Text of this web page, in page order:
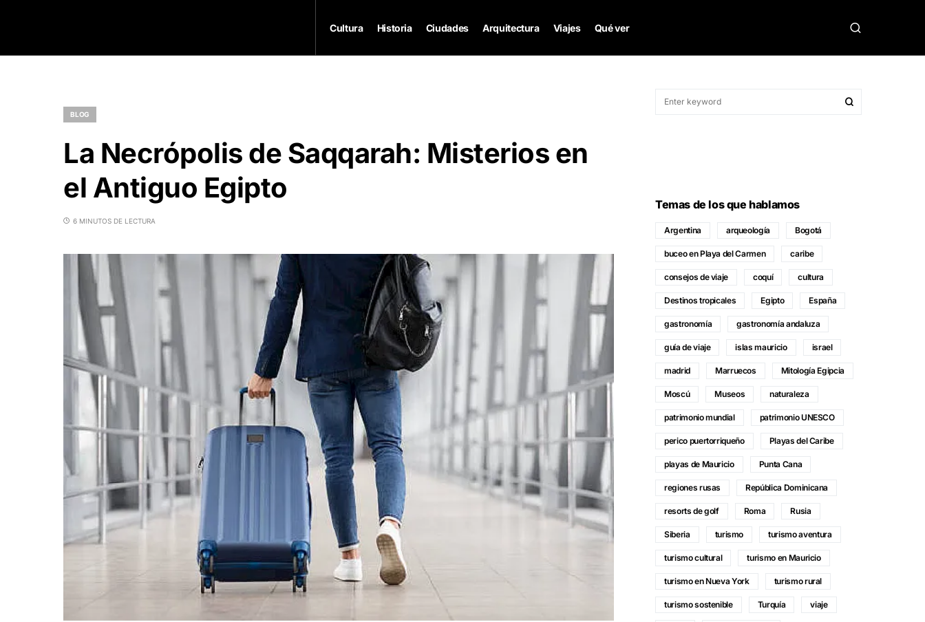
Cultura Historia Ciudades Arquitectura Viajes Qué ver
BLOG
La Necrópolis de Saqqarah: Misterios en
el Antiguo Egipto
6 MINUTOS DE LECTURA
Temas de los que hablamos
Argentina arqueología Bogotá
buceo en Playa del Carmen caribe
consejos de viaje coquí cultura
Destinos tropicales Egipto España
gastronomía gastronomía andaluza
guía de viaje islas mauricio israel
madrid Marruecos Mitología Egipcia
Moscú Museos naturaleza
patrimonio mundial patrimonio UNESCO
perico puertorriqueño Playas del Caribe
playas de Mauricio Punta Cana
regiones rusas República Dominicana
resorts de golf Roma Rusia
Siberia turismo turismo aventura
turismo cultural turismo en Mauricio
turismo en Nueva York turismo rural
turismo sostenible Turquía viaje